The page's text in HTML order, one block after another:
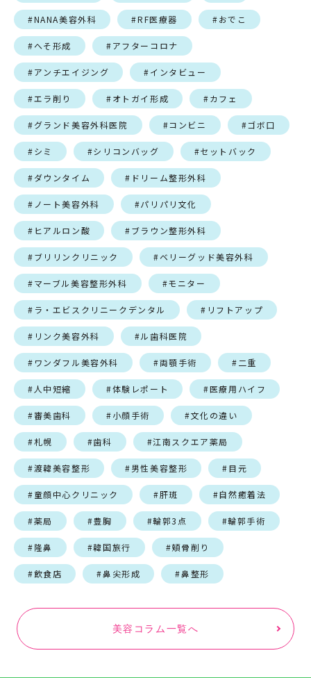
#NANA美容外科 #RF医療器 #おでこ
#へそ形成 #アフターコロナ
#アンチエイジング #インタビュー
#エラ削り #オトガイ形成 #カフェ
#グランド美容外科医院 #コンビニ #ゴボ口
#シミ #シリコンバッグ #セットバック
#ダウンタイム #ドリーム整形外科
#ノート美容外科 #パリパリ文化
#ヒアルロン酸 #ブラウン整形外科
#ブリリンクリニック #ベリーグッド美容外科
#マーブル美容整形外科 #モニター
#ラ・エビスクリニークデンタル #リフトアップ
#リンク美容外科 #ル歯科医院
#ワンダフル美容外科 #両顎手術 #二重
#人中短縮 #体験レポート #医療用ハイフ
#審美歯科 #小顔手術 #文化の違い
#札幌 #歯科 #江南スクエア薬局
#渡韓美容整形 #男性美容整形 #目元
#童顔中心クリニック #肝斑 #自然癒着法
#薬局 #豊胸 #輪郭3点 #輪郭手術
#隆鼻 #韓国旅行 #頬骨削り
#飲食店 #鼻尖形成 #鼻整形
美容コラム一覧へ